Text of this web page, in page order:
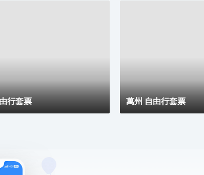
行套票 萬州 自由行套票